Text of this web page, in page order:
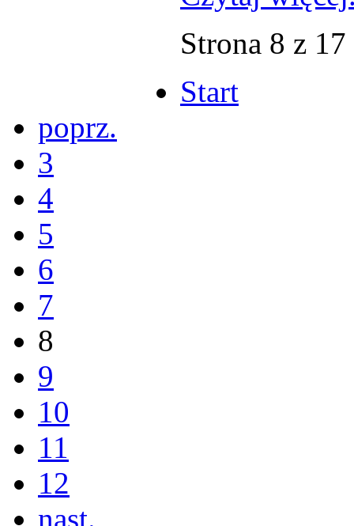
Strona 8 z 17
Start
poprz.
3
4
5
6
7
8
9
10
11
12
nast.